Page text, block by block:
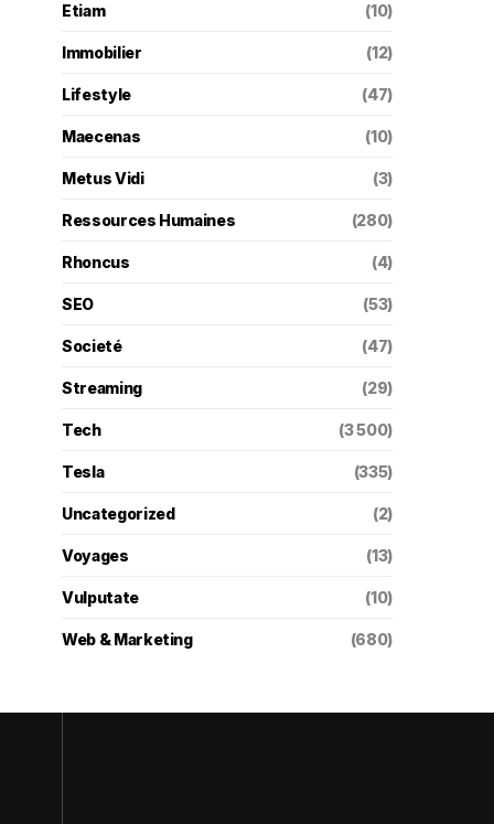
Etiam (10)
Immobilier (12)
Lifestyle (47)
Maecenas (10)
Metus Vidi (3)
Ressources Humaines (280)
Rhoncus (4)
SEO (53)
Societé (47)
Streaming (29)
Tech (3 500)
Tesla (335)
Uncategorized (2)
Voyages (13)
Vulputate (10)
Web & Marketing (680)